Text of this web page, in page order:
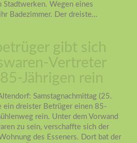
Stadtwerken. Wegen eines
Badezimmer. Der dreiste…
gibt sich
Vertreter
Jährigen rein
Samstagnachmittag (25.
ein dreister Betrüger einen 85-
rein. Unter dem Vorwand
zu sein, verschaffte sich der
des Esseners. Dort bat der